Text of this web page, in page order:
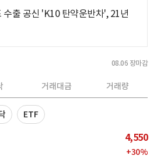
수출 공신 'K10 탄약운반차', 21년
08.06 장마감
거래대금 거래량
ETF
4,550
+30%